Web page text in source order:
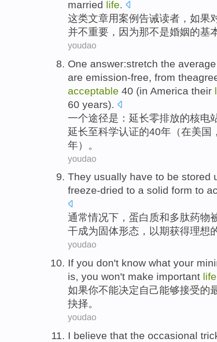
married life.
这类文章用案例告诫读者 ， 如果
并不重要 ， 因为那不是婚姻的基
youdao
One answer:stretch the average
are emission-free from
acceptable 40 (in America their
60 years).
一个途径是 ：延长零排放的核电
延长至科学认证的40年 （在美国
年）。
youdao
They usually have to be stored
freeze-dried to a solid form to
通常情况下，蛋白质和多肽药物
干成为 固体形态 ， 以期获得理想
youdao
If you don't know what your
is, you won't make important life
如果你不能决定 自己能够接受的
抉择。
youdao
I believe that the occasional